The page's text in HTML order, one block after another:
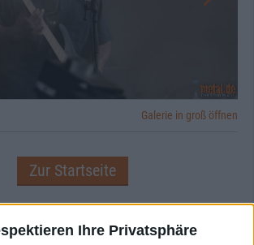
Ihre Privatsphäre
Galerie in groß öffnen
Zur Startseite